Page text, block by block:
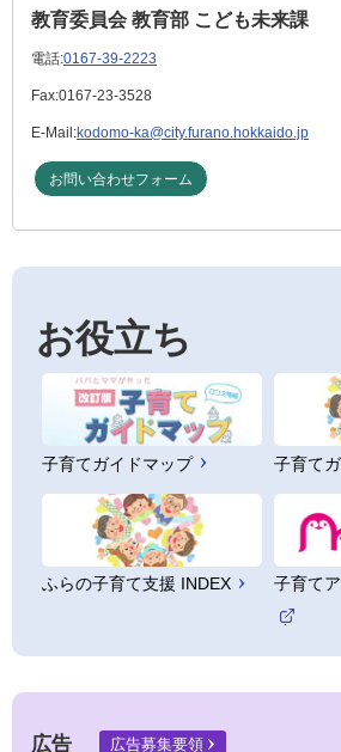
教育委員会 教育部 こども未来課
電話:0167-39-2223
Fax:0167-23-3528
E-Mail:kodomo-ka@city.furano.hokkaido.jp
お問い合わせフォーム
お役立ち
子育てガイドマップ 子育て
ふらの子育て支援 INDEX 子育てア
外
サ
広告 広告募集要領